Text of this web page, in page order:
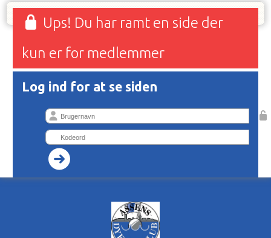
Ups! Du har ramt en side der
kun er for medlemmer
Log ind for at se siden